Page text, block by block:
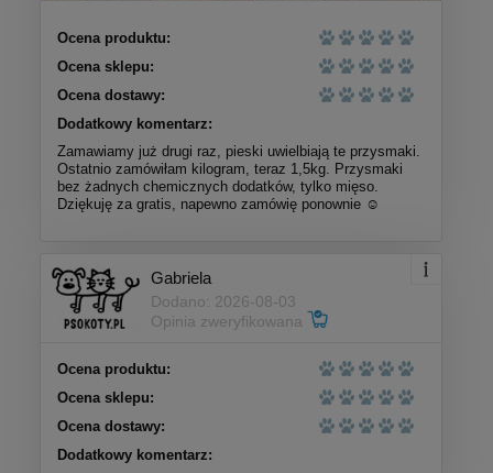
Ocena produktu:
Ocena sklepu:
Ocena dostawy:
Dodatkowy komentarz:
Zamawiamy już drugi raz, pieski uwielbiają te przysmaki.
Ostatnio zamówiłam kilogram, teraz 1,5kg. Przysmaki
bez żadnych chemicznych dodatków, tylko mięso.
Dziękuję za gratis, napewno zamówię ponownie ☺️
Gabriela
Dodano: 2026-08-03
Opinia zweryfikowana
Ocena produktu:
Ocena sklepu:
Ocena dostawy:
Dodatkowy komentarz: